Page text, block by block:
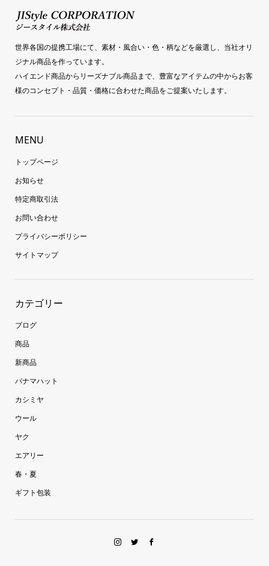
世界各国の提携工場にて、素材・風合い・色・柄などを厳選し、当社オリ
ジナル商品を作っています。
ハイエンド商品からリーズナブル商品まで、豊富なアイテムの中からお客
様のコンセプト・品質・価格に合わせた商品をご提案いたします。
MENU
トップページ
お知らせ
特定商取引法
お問い合わせ
プライバシーポリシー
サイトマップ
カテゴリー
ブログ
商品
新商品
パナマハット
カシミヤ
ウール
ヤク
エアリー
春・夏
ギフト包装